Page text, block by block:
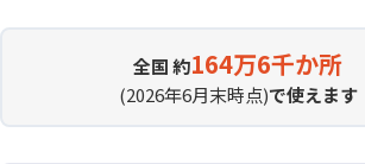
全国 約164万6千か所
(2026年6月末時点)で使えます